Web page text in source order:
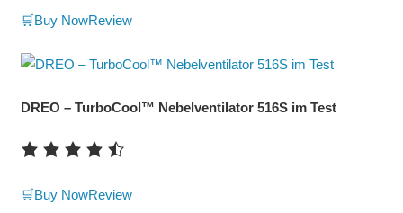
🛒Buy NowReview
DREO – TurboCool™ Nebelventilator 516S im Test
🛒Buy NowReview